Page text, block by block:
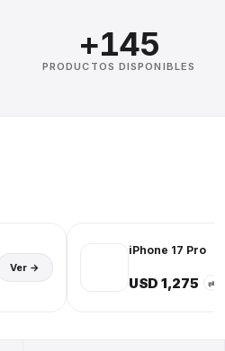
+145
PRODUCTOS DISPONIBLES
Ver →
iPhone 17 Pro
USD 1,275 ⇄